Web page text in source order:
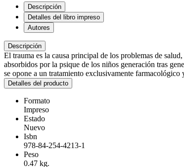
Descripción
Detalles del libro impreso
Autores
Descripción
El trauma es la causa principal de los problemas de
absorbidos por la psique de los niños generación tras
se opone a un tratamiento exclusivamente farmacológico
Detalles del producto
Formato
Impreso
Estado
Nuevo
Isbn
978-84-254-4213-1
Peso
0.47 kg.